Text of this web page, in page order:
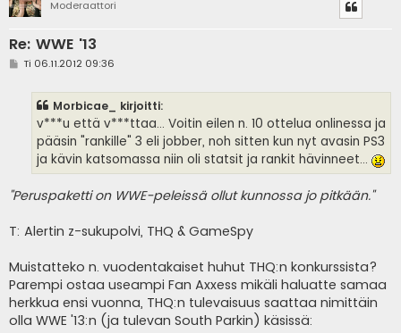
Moderaattori
Re: WWE '13
VTi 06.11.2012 09:36
Morbicae_ kirjoitti:
v***u että v***ttaa... Voitin eilen n. 10 ottelua onlinessa ja
pääsin "rankille" 3 eli jobber, noh sitten kun nyt avasin PS3
ja kävin katsomassa niin oli statsit ja rankit hävinneet...
"Peruspaketti on WWE-peleissä ollut kunnossa jo pitkään."
T: Alertin z-sukupolvi, THQ & GameSpy
Muistatteko n. vuodentakaiset huhut THQ:n konkurssista?
Parempi ostaa useampi Fan Axxess mikäli haluatte samaa
herkkua ensi vuonna, THQ:n tulevaisuus saattaa nimittäin
olla WWE '13:n (ja tulevan South Parkin) käsissä: